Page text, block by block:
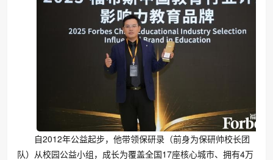
自2012年公益起步，他带领保研录（前身为保研帅校长团
队）从校园公益小组，成长为覆盖全国17座核心城市、拥有4万